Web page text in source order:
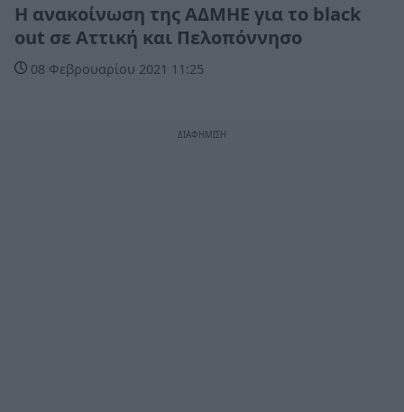
Η ανακοίνωση της ΑΔΜΗΕ για το black
out σε Αττική και Πελοπόννησο
08 Φεβρουαρίου 2021 11:25